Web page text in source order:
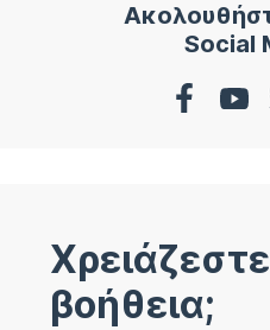
Social
Χρειάζεστε
βοήθεια;